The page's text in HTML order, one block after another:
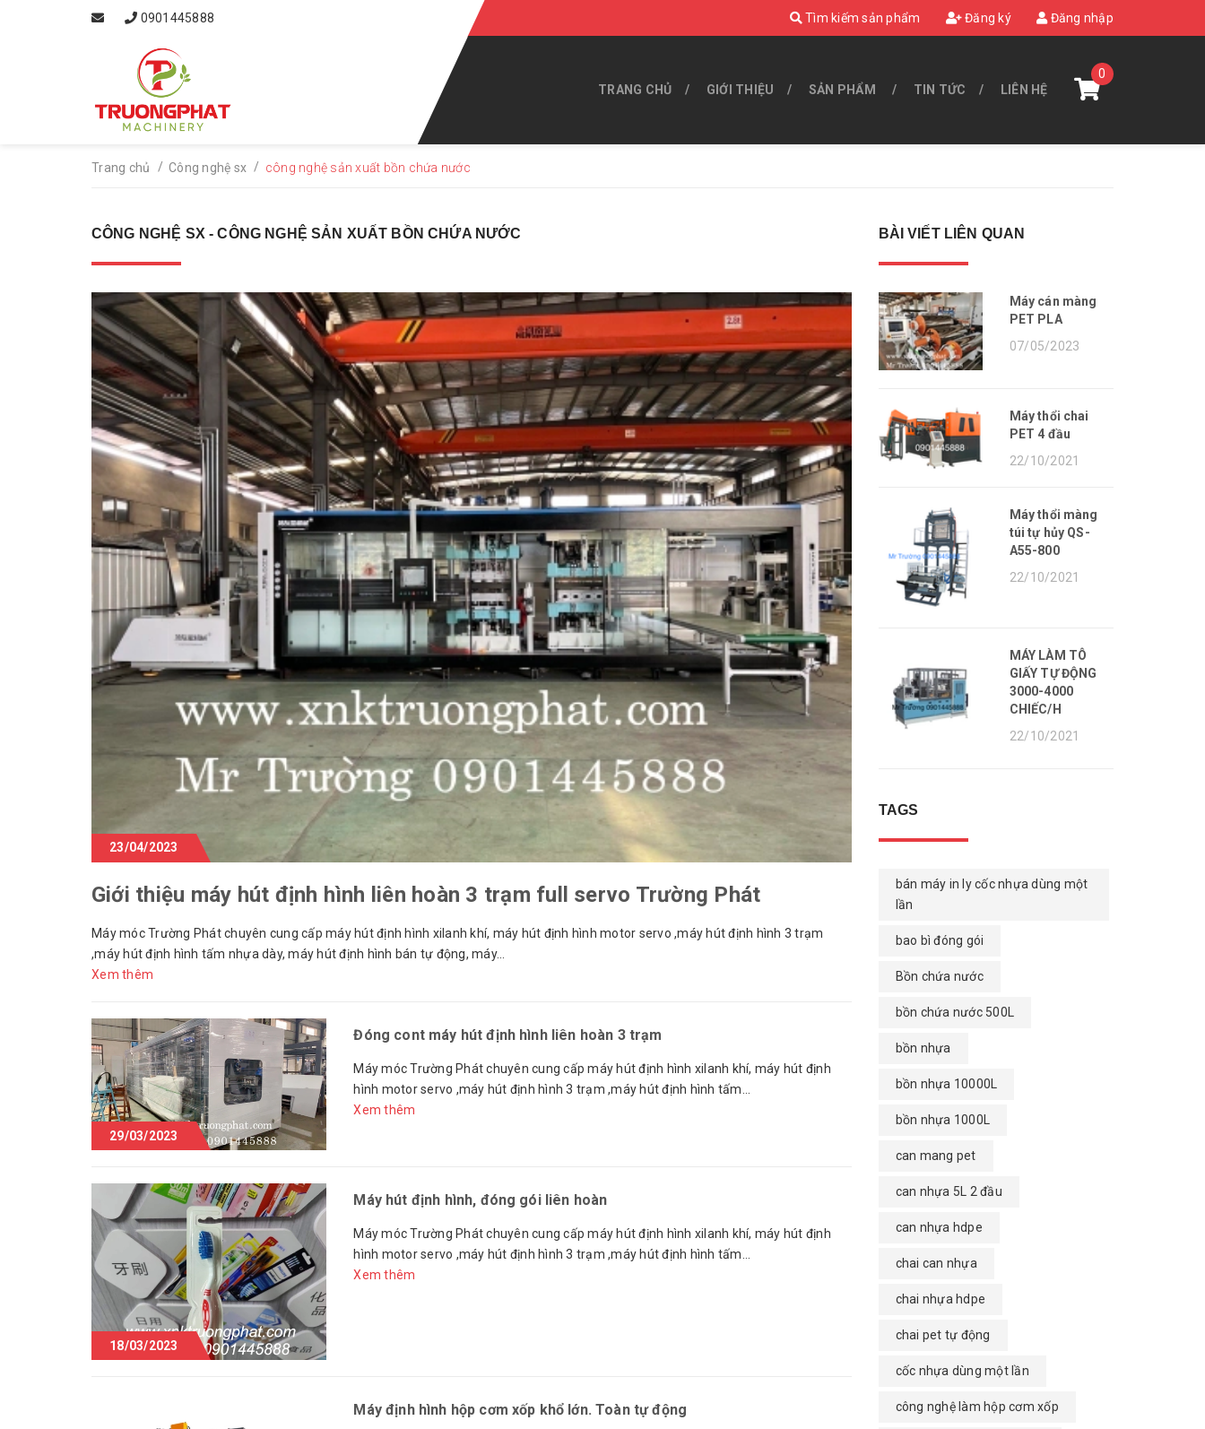
0901445888 Tìm kiếm sản phẩm Đăng ký Đăng nhập
TRANG CHỦ GIỚI THIỆU SẢN PHẨM TIN TỨC LIÊN HỆ
0
Trang chủ / Công nghệ sx / công nghệ sản xuất bồn chứa nước
CÔNG NGHỆ SX - CÔNG NGHỆ SẢN XUẤT BỒN CHỨA NƯỚC
23/04/2023
Giới thiệu máy hút định hình liên hoàn 3 trạm full servo Trường Phát
Máy móc Trường Phát chuyên cung cấp máy hút định hình xilanh khí, máy hút định hình motor servo ,máy hút định hình 3 trạm
,máy hút định hình tấm nhựa dày, máy hút định hình bán tự động, máy...
Xem thêm
29/03/2023
Đóng cont máy hút định hình liên hoàn 3 trạm
Máy móc Trường Phát chuyên cung cấp máy hút định hình xilanh khí, máy hút định
hình motor servo ,máy hút định hình 3 trạm ,máy hút định hình tấm...
Xem thêm
18/03/2023
Máy hút định hình, đóng gói liên hoàn
Máy móc Trường Phát chuyên cung cấp máy hút định hình xilanh khí, máy hút định
hình motor servo ,máy hút định hình 3 trạm ,máy hút định hình tấm...
Xem thêm
Máy định hình hộp cơm xốp khổ lớn. Toàn tự động
BÀI VIẾT LIÊN QUAN
Máy cán màng
PET PLA
07/05/2023
Máy thổi chai
PET 4 đầu
22/10/2021
Máy thổi màng
túi tự hủy QS-
A55-800
22/10/2021
MÁY LÀM TÔ
GIẤY TỰ ĐỘNG
3000-4000
CHIẾC/H
22/10/2021
TAGS
bán máy in ly cốc nhựa dùng một
lần
bao bì đóng gói
Bồn chứa nước
bồn chứa nước 500L
bồn nhựa
bồn nhựa 10000L
bồn nhựa 1000L
can mang pet
can nhựa 5L 2 đầu
can nhựa hdpe
chai can nhựa
chai nhựa hdpe
chai pet tự động
cốc nhựa dùng một lần
công nghệ làm hộp cơm xốp